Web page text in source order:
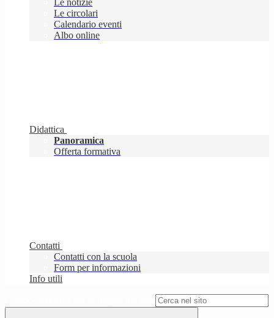
Le notizie
Le circolari
Calendario eventi
Albo online
Didattica
Panoramica
Offerta formativa
Contatti
Contatti con la scuola
Form per informazioni
Info utili